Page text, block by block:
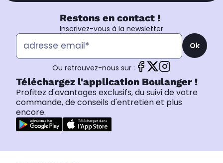
Restons en contact !
Inscrivez-vous à la newsletter
Ok
Ou retrouvez-nous sur :
Téléchargez l'application Boulanger !
Profitez d'avantages exclusifs, du suivi de votre
commande, de conseils d'entretien et plus
encore.